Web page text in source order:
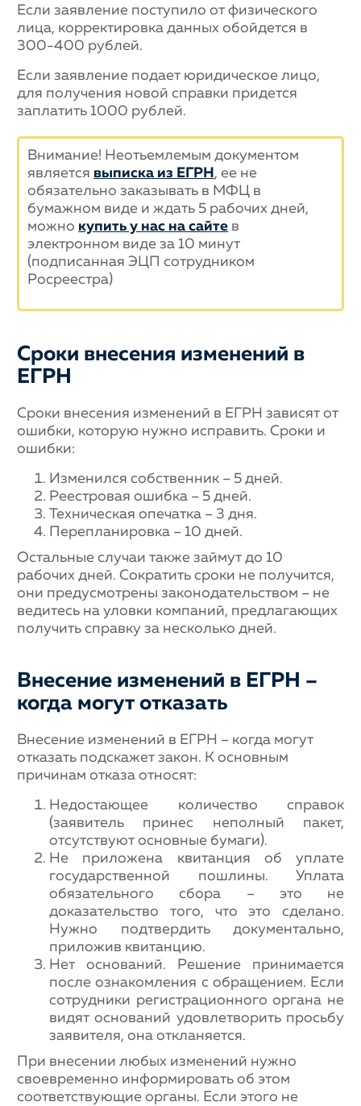
Если заявление поступило от физического
лица, корректировка данных обойдется в
300-400 рублей.
Если заявление подает юридическое лицо,
для получения новой справки придется
заплатить 1000 рублей.
Внимание! Неотьемлемым документом
является выписка из ЕГРН , ее не
обязательно заказывать в МФЦ в
бумажном виде и ждать 5 рабочих дней,
можно купить у нас на сайте в
электронном виде за 10 минут
(подписанная ЭЦП сотрудником
Росреестра)
Сроки внесения изменений в
ЕГРН
Сроки внесения изменений в ЕГРН зависят от
ошибки, которую нужно исправить. Сроки и
ошибки:
Изменился собственник – 5 дней.
Реестровая ошибка – 5 дней.
Техническая опечатка – 3 дня.
Перепланировка – 10 дней.
Остальные случаи также займут до 10
рабочих дней. Сократить сроки не получится,
они предусмотрены законодательством – не
ведитесь на уловки компаний, предлагающих
получить справку за несколько дней.
Внесение изменений в ЕГРН –
когда могут отказать
Внесение изменений в ЕГРН – когда могут
отказать подскажет закон. К основным
причинам отказа относят:
Недостающее количество справок
(заявитель принес неполный пакет,
отсутствуют основные бумаги).
Не приложена квитанция об уплате
государственной пошлины. Уплата
обязательного сбора – это не
доказательство того, что это сделано.
Нужно подтвердить документально,
приложив квитанцию.
Нет оснований. Решение принимается
после ознакомления с обращением. Если
сотрудники регистрационного органа не
видят оснований удовлетворить просьбу
заявителя, она откланяется.
При внесении любых изменений нужно
своевременно информировать об этом
соответствующие органы. Если этого не